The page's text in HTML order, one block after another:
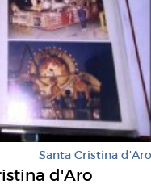
Santa Cristina d'Aro
d'Aro